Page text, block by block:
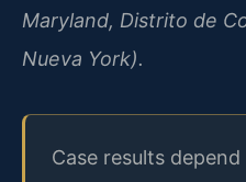
Maryland, Distrito de
Nueva York).
Case results